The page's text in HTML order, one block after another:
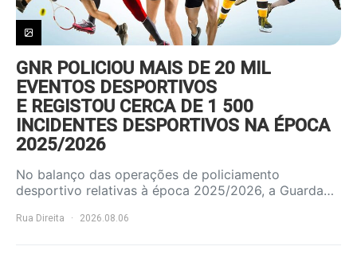
GNR POLICIOU MAIS DE 20 MIL
EVENTOS DESPORTIVOS
E REGISTOU CERCA DE 1 500
INCIDENTES DESPORTIVOS NA ÉPOCA
2025/2026
No balanço das operações de policiamento
desportivo relativas à época 2025/2026, a Guarda…
Rua Direita 2026.08.06